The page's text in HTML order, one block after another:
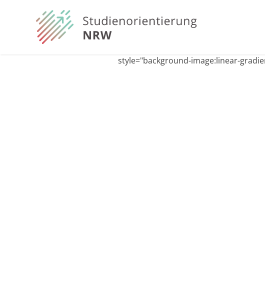
style="background-image:linear-